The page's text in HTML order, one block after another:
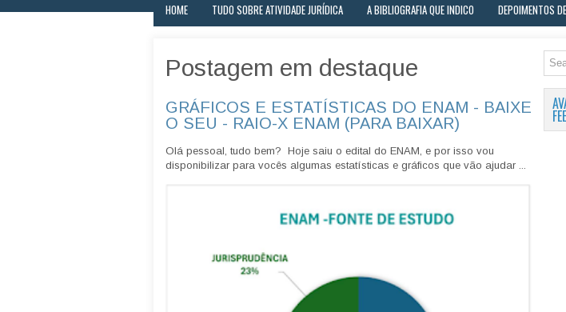
HOME TUDO SOBRE ATIVIDADE JURÍDICA A BIBLIOGRAFIA QUE INDICO DEPOIMENTOS
Postagem em destaque
GRÁFICOS E ESTATÍSTICAS DO ENAM - BAIXE
O SEU - RAIO-X ENAM (PARA BAIXAR)
Olá pessoal, tudo bem? Hoje saiu o edital do ENAM, e por isso vou
disponibilizar para vocês algumas estatísticas e gráficos que vão ajudar ...